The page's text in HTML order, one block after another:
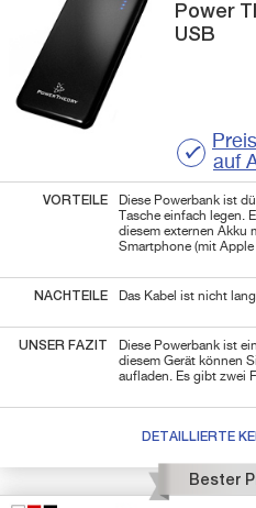
Power
USB
auf
VORTEILE
Diese Powerbank ist
Tasche einfach legen.
diesem externen Akku
Smartphone (mit
NACHTEILE Das Kabel ist nicht
UNSER FAZIT
Diese Powerbank ist
diesem Gerät können
aufladen. Es gibt zwei
DETAILLIERTE
Bester